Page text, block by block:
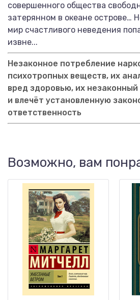
совершенного общества
затерянном в океане острове…
мир счастливого неведения
извне...
Незаконное потребление
психотропных веществ, их
вред здоровью, их
и влечёт установленную
ответственность
Возможно, вам